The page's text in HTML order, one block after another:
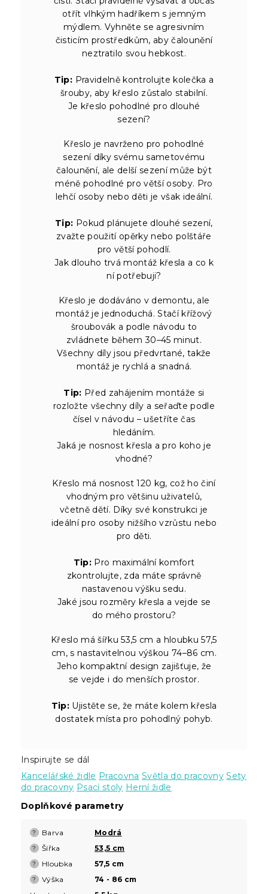
otřít vlhkým hadříkem s jemným
mýdlem. Vyhněte se agresivním
čisticím prostředkům, aby čalounění
neztratilo svou hebkost.
Tip: Pravidelně kontrolujte kolečka a
šrouby, aby křeslo zůstalo stabilní.
Je křeslo pohodlné pro dlouhé
sezení?
Křeslo je navrženo pro pohodlné
sezení díky svému sametovému
čalounění, ale delší sezení může být
méně pohodlné pro větší osoby. Pro
lehčí osoby nebo děti je však ideální.
Tip: Pokud plánujete dlouhé sezení,
zvažte použití opěrky nebo polštáře
pro větší pohodlí.
Jak dlouho trvá montáž křesla a co k
ní potřebuji?
Křeslo je dodáváno v demontu, ale
montáž je jednoduchá. Stačí křížový
šroubovák a podle návodu to
zvládnete během 30–45 minut.
Všechny díly jsou předvrtané, takže
montáž je rychlá a snadná.
Tip: Před zahájením montáže si
rozložte všechny díly a seřaďte podle
čísel v návodu – ušetříte čas
hledáním.
Jaká je nosnost křesla a pro koho je
vhodné?
Křeslo má nosnost 120 kg, což ho činí
vhodným pro většinu uživatelů,
včetně dětí. Díky své konstrukci je
ideální pro osoby nižšího vzrůstu nebo
pro děti.
Tip: Pro maximální komfort
zkontrolujte, zda máte správně
nastavenou výšku sedu.
Jaké jsou rozměry křesla a vejde se
do mého prostoru?
Křeslo má šířku 53,5 cm a hloubku 57,5
cm, s nastavitelnou výškou 74–86 cm.
Jeho kompaktní design zajišťuje, že
se vejde i do menších prostor.
Tip: Ujistěte se, že máte kolem křesla
dostatek místa pro pohodlný pohyb.
Inspirujte se dál
Kancelářské židle Pracovna Světla do pracovny Sety
do pracovny Psací stoly Herní židle
Doplňkové parametry
? Barva Modrá
? Šířka 53,5 cm
? Hloubka 57,5 cm
? Výška
74 - 86 cm